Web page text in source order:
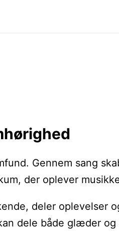
Gennem sang
der oplever
deler
dele både glæder og